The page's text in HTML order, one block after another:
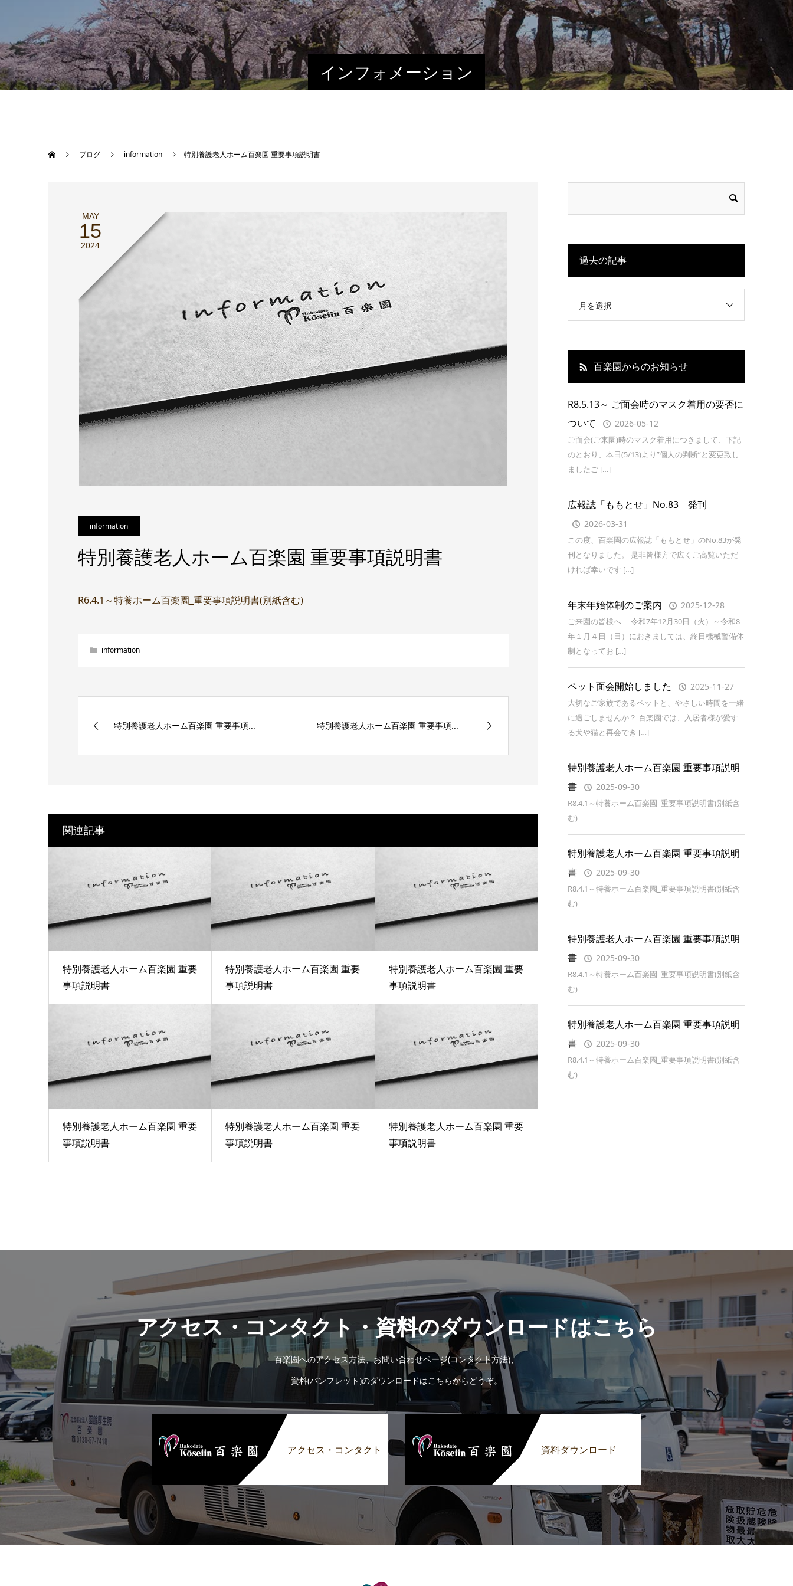
インフォメーション
ブログ information 特別養護老人ホーム百楽園 重要事項説明書
MAY
15
2024
information
特別養護老人ホーム百楽園 重要事項説明書
R6.4.1～特養ホーム百楽園_重要事項説明書(別紙含む)
information
特別養護老人ホーム百楽園 重要事項... 特別養護老人ホーム百楽園 重要事項...
関連記事
特別養護老人ホーム百楽園 重要
事項説明書
特別養護老人ホーム百楽園 重要
事項説明書
特別養護老人ホーム百楽園 重要
事項説明書
特別養護老人ホーム百楽園 重要
事項説明書
特別養護老人ホーム百楽園 重要
事項説明書
特別養護老人ホーム百楽園 重要
事項説明書
過去の記事
月を選択
百楽園からのお知らせ
R8.5.13～ ご面会時のマスク着用の要否に
ついて
2026-05-12
ご面会(ご来園)時のマスク着用につきまして、下記
のとおり、本日(5/13)より”個人の判断”と変更致し
ましたご […]
広報誌「ももとせ」No.83 発刊
2026-03-31
この度、百楽園の広報誌「ももとせ」のNo.83が発
刊となりました。 是非皆様方で広くご高覧いただ
ければ幸いです […]
年末年始体制のご案内 2025-12-28
ご来園の皆様へ 令和7年12月30日（火）～令和8
年１月４日（日）におきましては、終日機械警備体
制となってお […]
ペット面会開始しました 2025-11-27
大切なご家族であるペットと、やさしい時間を一緒
に過ごしませんか？ 百楽園では、入居者様が愛す
る犬や猫と再会でき […]
特別養護老人ホーム百楽園 重要事項説明
書
2025-09-30
R8.4.1～特養ホーム百楽園_重要事項説明書(別紙含
む)
特別養護老人ホーム百楽園 重要事項説明
書
2025-09-30
R8.4.1～特養ホーム百楽園_重要事項説明書(別紙含
む)
特別養護老人ホーム百楽園 重要事項説明
書
2025-09-30
R8.4.1～特養ホーム百楽園_重要事項説明書(別紙含
む)
特別養護老人ホーム百楽園 重要事項説明
書
2025-09-30
R8.4.1～特養ホーム百楽園_重要事項説明書(別紙含
む)
アクセス・コンタクト・資料のダウンロードはこちら
百楽園へのアクセス方法、お問い合わせページ(コンタクト方法)、
資料(パンフレット)のダウンロードはこちらからどうぞ。
アクセス・コンタクト 資料ダウンロード